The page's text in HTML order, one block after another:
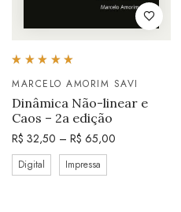
de 5
MARCELO AMORIM SAVI
Dinâmica Não-linear e
Caos – 2a edição
R$ 32,50 – R$ 65,00
Digital Impressa